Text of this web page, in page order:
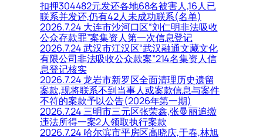
扣押304482元发还各地68名被害人,16人已
联系并发还,仍有42人未成功联系(名单)
2026.7.24 大连市沙河口区“刘仁明非法吸收
公众存款罪”案集资人第一次信息登记
2026.7.24 武汉市江汉区“武汉融通文藏文化
有限公司非法吸收公众款案”214名集资人信
息登记核实
2026.7.24 龙岩市新罗区全面清理历史遗留
案款,现将联系不到当事人或案款信息与案件
不符的案款予以公告(2026年第一期)
2026.7.24 三明市三元区张荣鑫,张曼丽追缴
违法所得一案2人领取执行案款
2026.7.24 哈尔滨市平房区高晓庆,于春,林旭